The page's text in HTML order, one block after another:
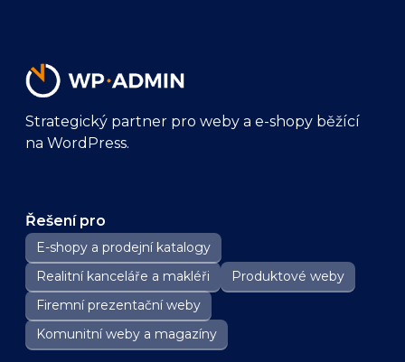
Strategický partner pro weby a e-shopy běžící
na WordPress.
Řešení pro
E-shopy a prodejní katalogy
Realitní kanceláře a makléři
Produktové weby
Firemní prezentační weby
Komunitní weby a magazíny